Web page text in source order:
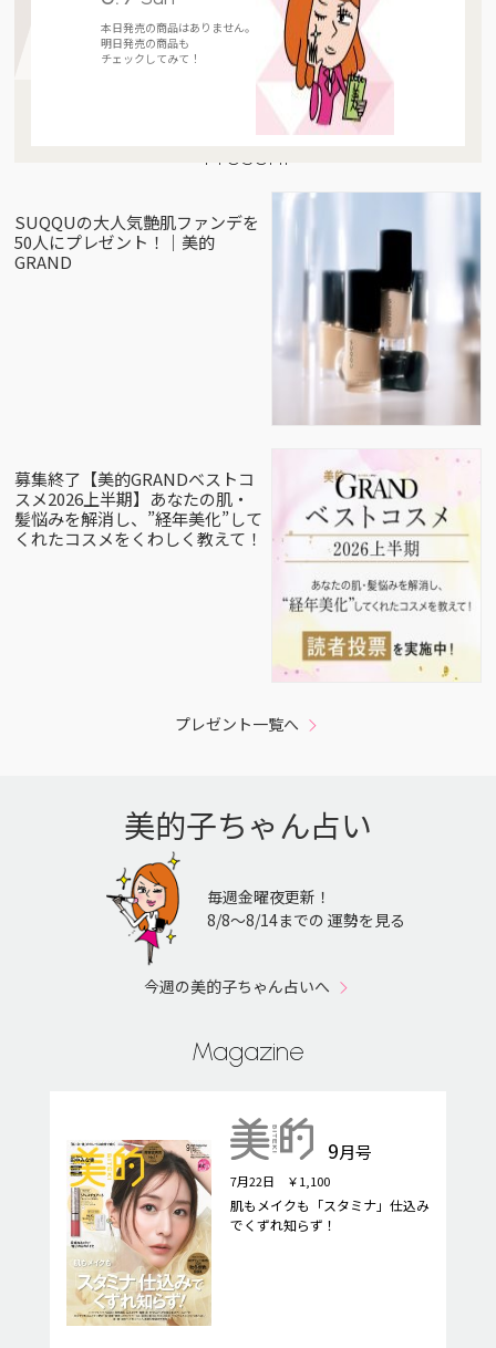
本日発売の商品はありません。
明日発売の商品も
チェックしてみて！
Present
SUQQUの大人気艶肌ファンデを
50人にプレゼント！｜美的
GRAND
募集終了【美的GRANDベストコ
スメ2026上半期】あなたの肌・
髪悩みを解消し、”経年美化”して
くれたコスメをくわしく教えて！
プレゼント一覧へ
美的子ちゃん占い
毎週金曜夜更新！
8/8〜8/14までの 運勢を見る
今週の美的子ちゃん占いへ
Magazine
9月号
7月22日 ￥1,100
肌もメイクも「スタミナ」仕込み
でくずれ知らず！